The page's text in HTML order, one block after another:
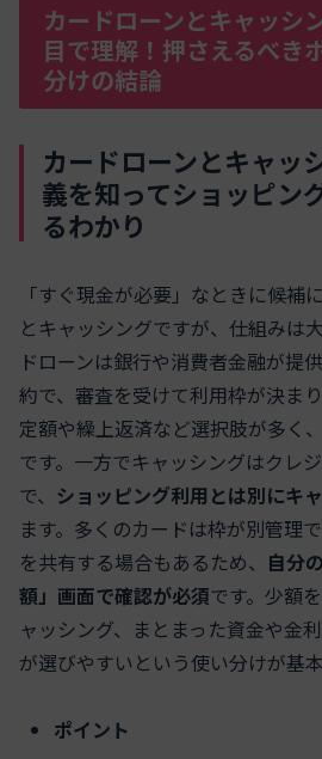
カードローンとキャッシ
目で理解！押さえるべき
分けの結論
カードローンとキャッ
義を知ってショッピン
るわかり
「すぐ現金が必要」なときに候補
とキャッシングですが、仕組みは
ドローンは銀行や消費者金融が提
約で、審査を受けて利用枠が決ま
定額や繰上返済など選択肢が多く、
です。一方でキャッシングはクレ
で、 ショッピング利用とは別にキ
ます。多くのカードは枠が別管理
を共有する場合もあるため、 自分
額」画面で確認が必須です。少額
ャッシング、まとまった資金や金
が選びやすいという使い分けが基本
ポイント